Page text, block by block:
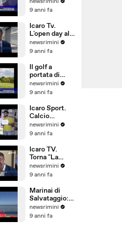
Siulp:
rischio
9 anni fa
Icaro Tv.
L'open day alla
Pesaresi Spa
di Rimini
newsrimini
9 anni fa
Il golf a
portata di
bambino. Il
Summer
Riviera Golf
newsrimini
9 anni fa
Icaro Sport.
Calcio
d'Estate: 1°
Gran Galà
Categoria
newsrimini
9 anni fa
Icaro TV.
Torna "La
Notte delle
Streghe", dal
2017 a San
Giovanni in M
newsrimini
9 anni fa
Marinai di
Salvataggio:
si investe
poco su
newsrimini
9 anni fa